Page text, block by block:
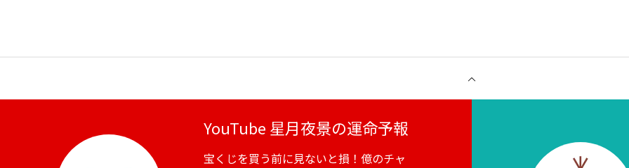
YouTube 星月夜景の運命予報
宝くじを買う前に見ないと損！億のチャ